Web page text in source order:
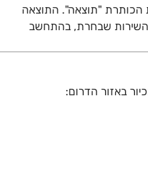
"תוצאה". התוצאה
שבחרת, בהתחשב
באזור הדרום: